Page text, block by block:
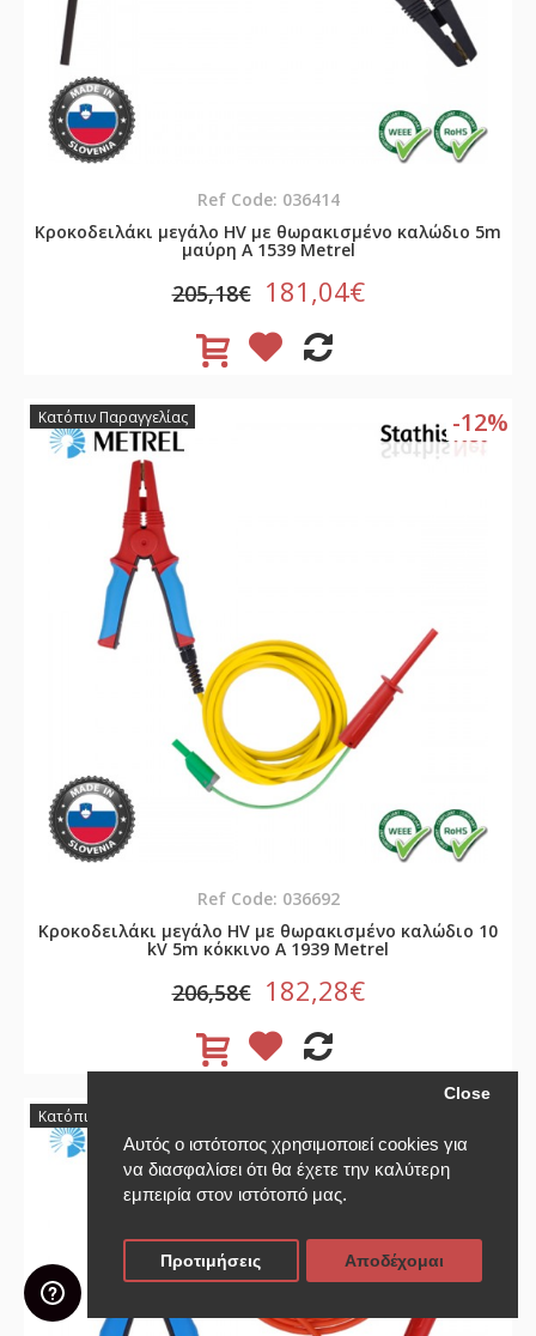
Αυτός ο ιστότοπος χρησιμοποιεί cookies για
να διασφαλίσει ότι θα έχετε την καλύτερη
εμπειρία στον ιστότοπό μας.
Close
Προτιμήσεις Αποδέχομαι
Ref Code: 036414
Κροκοδειλάκι μεγάλο HV με θωρακισμένο καλώδιο 5m
μαύρη A 1539 Metrel
205,18€ 181,04€
-12%
Κατόπιν Παραγγελίας
Ref Code: 036692
Κροκοδειλάκι μεγάλο HV με θωρακισμένο καλώδιο 10
kV 5m κόκκινο A 1939 Metrel
206,58€ 182,28€
Κατόπιν Παραγγελίας